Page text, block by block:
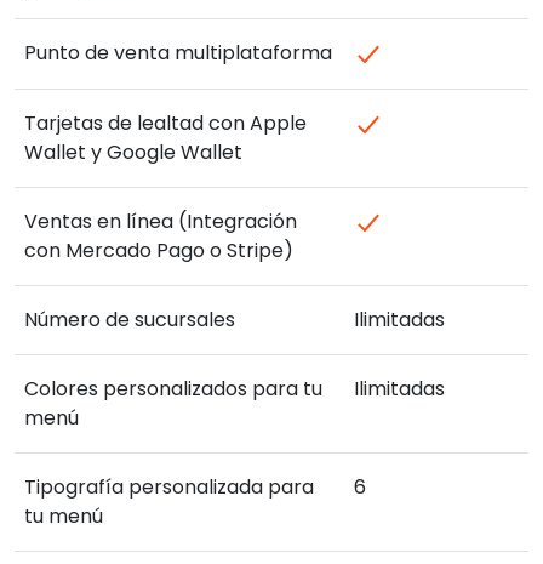
Punto de venta multiplataforma
Tarjetas de lealtad con Apple
Wallet y Google Wallet
Ventas en línea (Integración
con Mercado Pago o Stripe)
Número de sucursales Ilimitadas
Colores personalizados para tu
menú
Ilimitadas
Tipografía personalizada para
tu menú
6